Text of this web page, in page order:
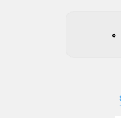
0